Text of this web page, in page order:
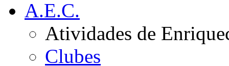
A.E.C.
Atividades de
Clubes